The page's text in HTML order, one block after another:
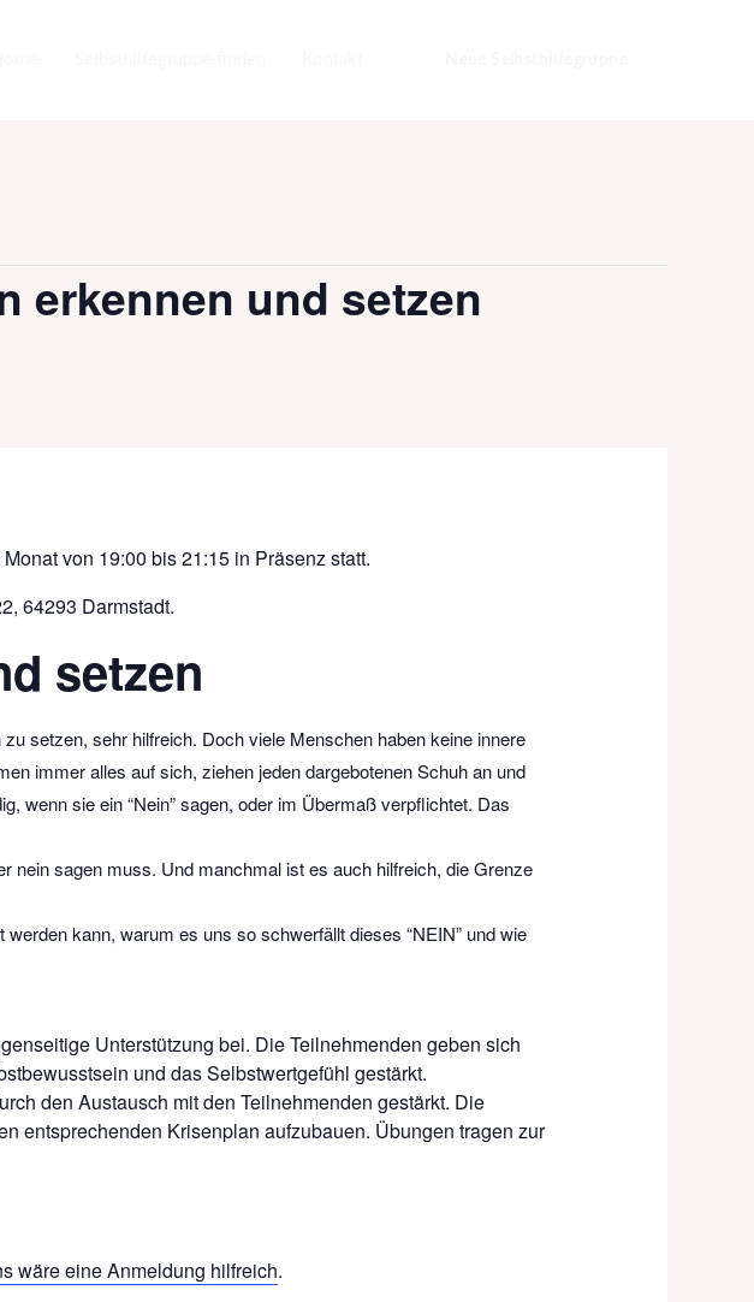
erkennen und setzen
von 19:00 bis 21:15 in Präsenz statt.
64293 Darmstadt.
setzen
setzen, sehr hilfreich. Doch viele Menschen haben keine innere
immer alles auf sich, ziehen jeden dargebotenen Schuh an und
wenn sie ein “Nein” sagen, oder im Übermaß verpflichtet. Das
sagen muss. Und manchmal ist es auch hilfreich, die Grenze
kann, warum es uns so schwerfällt dieses “NEIN” und wie
Unterstützung bei. Die Teilnehmenden geben sich
und das Selbstwertgefühl gestärkt.
den Austausch mit den Teilnehmenden gestärkt. Die
entsprechenden Krisenplan aufzubauen. Übungen tragen zur
wäre eine Anmeldung hilfreich.